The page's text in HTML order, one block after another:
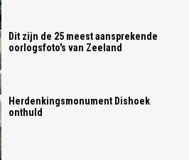
Dit zijn de 25 meest aansprekende
oorlogsfoto's van Zeeland
Herdenkingsmonument Dishoek
onthuld